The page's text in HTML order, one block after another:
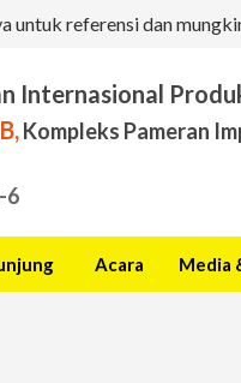
untuk referensi dan
Internasional
Kompleks Pameran
6
Acara Media